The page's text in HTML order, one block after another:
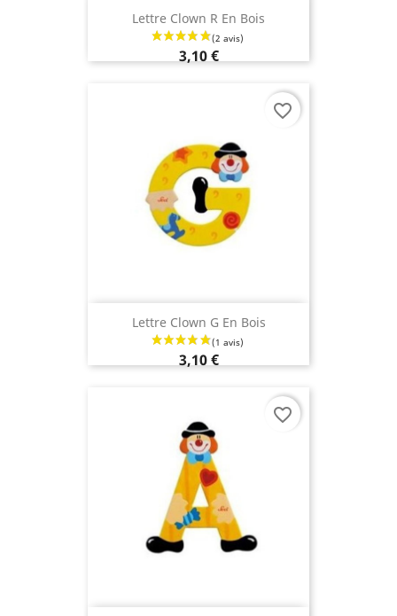
Lettre Clown R En Bois
3,10 €
Lettre Clown G En Bois
3,10 €
favorite_border
favorite_border